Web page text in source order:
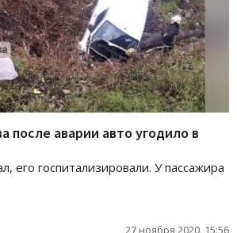
после аварии авто угодило в
его госпитализировали. У пассажира
27 ноября 2020, 15:56